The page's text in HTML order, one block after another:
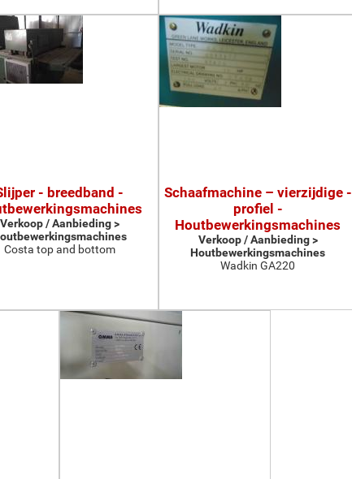
- breedband -
Verkoop / Aanbieding >
Costa top and bottom
Schaafmachine – vierzijdige -
profiel -
Houtbewerkingsmachines
Verkoop / Aanbieding >
Houtbewerkingsmachines
Wadkin GA220